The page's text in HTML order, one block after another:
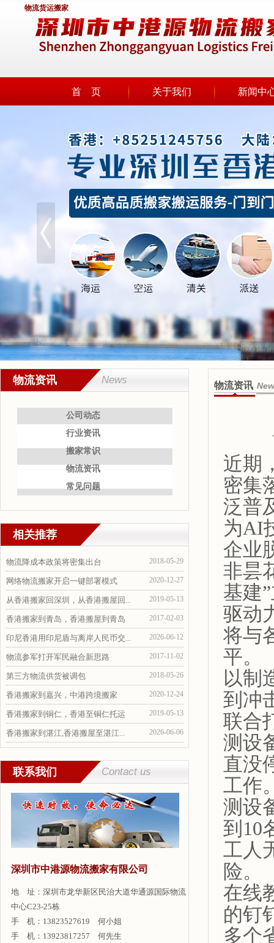
物流货运搬家
首 页 关于我们 新闻中
物流资讯 News
公司动态
行业资讯
搬家常识
物流资讯
常见问题
相关推荐
2018-05-29
物流降成本政策将密集出台
2020-12-27
网络物流搬家开启一键部署模式
2019-05-13
从香港搬家回深圳，从香港搬屋回...
2017-02-03
香港搬家到青岛，香港搬屋到青岛
2026-06-12
印尼香港用印尼盾与离岸人民币交...
2017-11-02
物流参军打开军民融合新思路
2018-05-26
第三方物流供货被调包
2020-12-24
香港搬家到嘉兴，中港跨境搬家
2019-05-13
香港搬家到铜仁，香港至铜仁托运
2026-06-06
香港搬家到湛江,香港搬屋至湛江...
联系我们 Contact us
深圳市中港源物流搬家有限公司
地 址：深圳市龙华新区民治大道华通源国际物流
中心C23-25栋
手 机：13823527619 何小姐
手 机：13923817257 何先生
物流资讯
近期
密集
泛普
为AI
企业
非昙
基建
驱动
将与
平。
以制
到冲
联合
测设
直没
工作
测设
到10
工人
险。
在线
的钉
多个